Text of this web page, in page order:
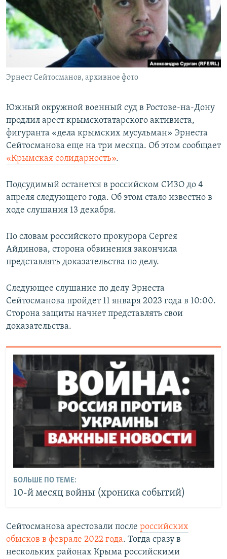
ПОБЕДИТЕЛЕЙ НЕ СУДЯТ?
КРЫМ.НЕПОКОРЕННЫЙ
ELIFBE
УКРАИНСКАЯ ПРОБЛЕМА КРЫМА
ПРИСОЕДИНЯЙТЕСЬ!
Все сайты RFE/RL
Эрнест Сейтосманов, архивное фото
Южный окружной военный суд в Ростове-на-Дону
продлил арест крымскотатарского активиста,
фигуранта «дела крымских мусульман» Эрнеста
Сейтосманова еще на три месяца. Об этом сообщает
«Крымская солидарность».
Подсудимый останется в российском СИЗО до 4
апреля следующего года. Об этом стало известно в
ходе слушания 13 декабря.
По словам российского прокурора Сергея
Айдинова, сторона обвинения закончила
представлять доказательства по делу.
Следующее слушание по делу Эрнеста
Сейтосманова пройдет 11 января 2023 года в 10:00.
Сторона защиты начнет представлять свои
доказательства.
БОЛЬШЕ ПО ТЕМЕ:
10-й месяц войны (хроника событий)
Сейтосманова арестовали после российских
обысков в феврале 2022 года. Тогда сразу в
нескольких районах Крыма российскими